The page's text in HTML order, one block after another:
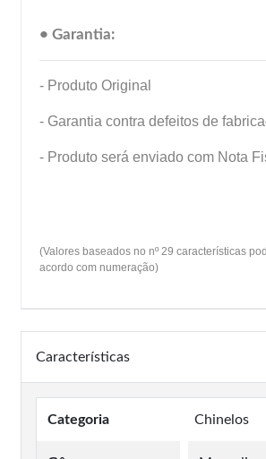
• Garantia:
- Produto Original
- Garantia contra defeitos de
- Produto será enviado com Nota
(Valores baseados no nº 29 características
acordo com numeração)
Características
Categoria Chinelos